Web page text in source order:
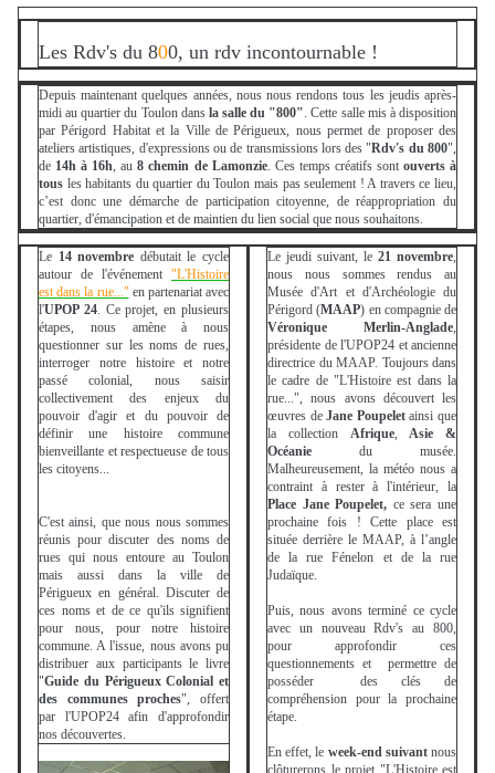
Les Rdv's du 800, un rdv incontournable !
Depuis maintenant quelques années, nous nous rendons tous les jeudis après-
midi au quartier du Toulon dans la salle du "800". Cette salle mis à disposition
par Périgord Habitat et la Ville de Périgueux, nous permet de proposer des
ateliers artistiques, d'expressions ou de transmissions lors des "Rdv's du 800",
de 14h à 16h, au8 chemin de Lamonzie. Ces temps créatifs sont ouverts à
tous les habitants du quartier du Toulon mais pas seulement ! A travers ce lieu,
c’est donc une démarche de participation citoyenne, de réappropriation du
quartier, d'émancipation et de maintien du lien social que nous souhaitons.
Le 14 novembre débutait le cycle
autour de l'événement "L'Histoire
est dans la rue..." en partenariat avec
l'UPOP 24. Ce projet, en plusieurs
étapes, nous amène à nous
questionner sur les noms de rues,
interroger notre histoire et notre
passé colonial, nous saisir
collectivement des enjeux du
pouvoir d'agir et du pouvoir de
définir une histoire commune
bienveillante et respectueuse de tous
les citoyens...
C'est ainsi, que nous nous sommes
réunis pour discuter des noms de
rues qui nous entoure au Toulon
mais aussi dans la ville de
Périgueux en général. Discuter de
ces noms et de ce qu'ils signifient
pour nous, pour notre histoire
commune. A l'issue, nous avons pu
distribuer aux participants le livre
"Guide du Périgueux Colonial et
des communes proches", offert
par l'UPOP24 afin d'approfondir
nos découvertes.
Le jeudi suivant, le 21 novembre,
nous nous sommes rendus au
Musée d'Art et d'Archéologie du
Périgord (MAAP) en compagnie de
Véronique Merlin-Anglade,
présidente de l'UPOP24 et ancienne
directrice du MAAP. Toujours dans
le cadre de "L'Histoire est dans la
rue...", nous avons découvert les
œuvres deJane Poupeletainsi que
la collection Afrique,Asie &
Océanie du musée.
Malheureusement, la météo nous a
contraint à rester à l'intérieur, la
Place Jane Poupelet, ce sera une
prochaine fois !
Cette place est
située derrière le MAAP, à l’angle
de la rue Fénelon et de la rue
Judaïque.
Puis, nous avons terminé ce cycle
avec un nouveau Rdv's au 800,
pour approfondir ces
questionnements et permettre de
posséder des clés de
compréhension pour la prochaine
étape.
En effet, le week-end suivantnous
clôturerons le projet "L'Histoire est